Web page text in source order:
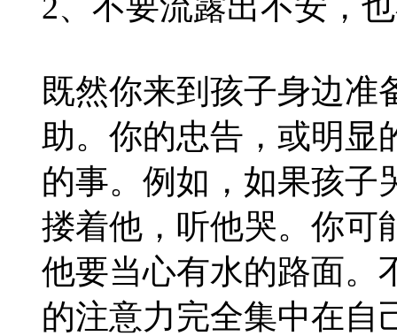
既然你来到孩子身边准
助。你的忠告，或明显
的事。例如，如果孩子
搂着他，听他哭。你可
他要当心有水的路面。
的注意力完全集中在自